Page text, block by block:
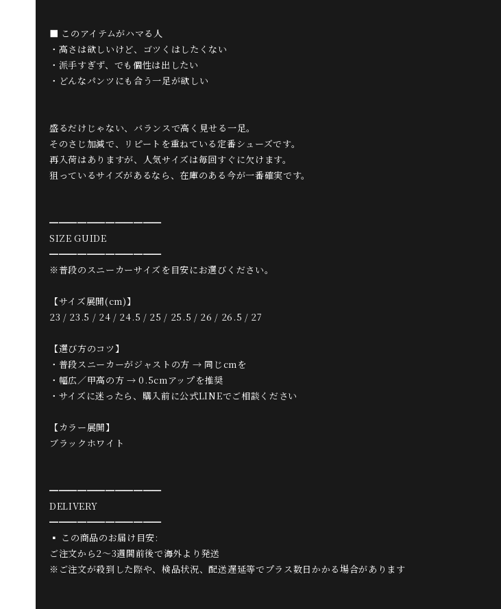
■ このアイテムがハマる人
・高さは欲しいけど、ゴツくはしたくない
・派手すぎず、でも個性は出したい
・どんなパンツにも合う一足が欲しい
盛るだけじゃない、バランスで高く見せる一足。
そのさじ加減で、リピートを重ねている定番シューズです。
再入荷はありますが、人気サイズは毎回すぐに欠けます。
狙っているサイズがあるなら、在庫のある今が一番確実です。
━━━━━━━━━━━━
SIZE GUIDE
━━━━━━━━━━━━
※普段のスニーカーサイズを目安にお選びください。
【サイズ展開(cm)】
23 / 23.5 / 24 / 24.5 / 25 / 25.5 / 26 / 26.5 / 27
【選び方のコツ】
・普段スニーカーがジャストの方 → 同じcmを
・幅広／甲高の方 → 0.5cmアップを推奨
・サイズに迷ったら、購入前に公式LINEでご相談ください
【カラー展開】
ブラックホワイト
━━━━━━━━━━━━
DELIVERY
━━━━━━━━━━━━
▪ この商品のお届け目安:
ご注文から2〜3週間前後で海外より発送
※ご注文が殺到した際や、検品状況、配送遅延等でプラス数日かかる場合があります